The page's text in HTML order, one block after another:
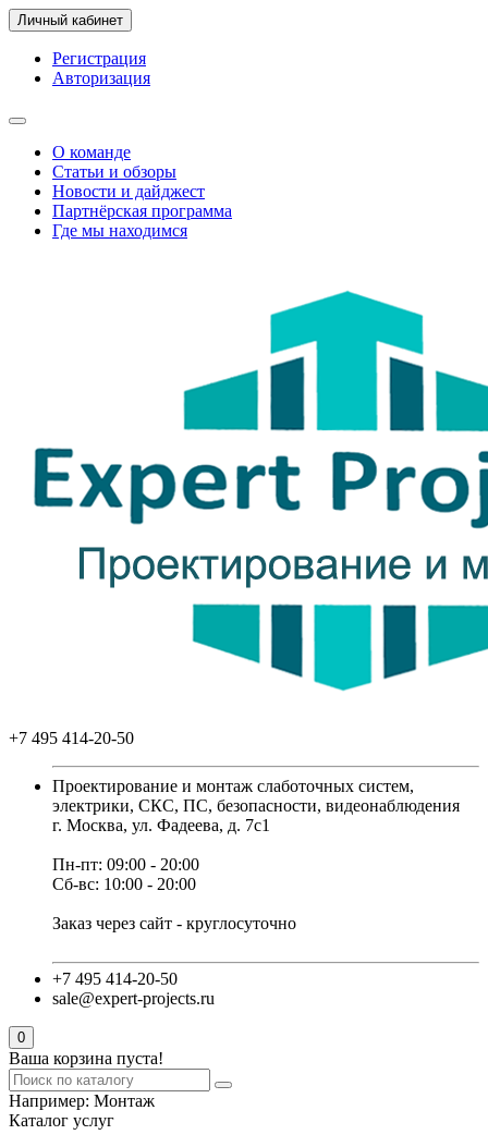
Личный кабинет
Регистрация
Авторизация
О команде
Статьи и обзоры
Новости и дайджест
Партнёрская программа
Где мы находимся
+7 495 414-20-50
Проектирование и монтаж слаботочных систем,
электрики, СКС, ПС, безопасности, видеонаблюдения
г. Москва, ул. Фадеева, д. 7с1
Пн-пт: 09:00 - 20:00
Сб-вс: 10:00 - 20:00
Заказ через сайт - круглосуточно
+7 495 414-20-50
sale@expert-projects.ru
0
Ваша корзина пуста!
Например: Монтаж
Каталог услуг